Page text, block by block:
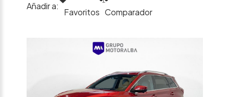
Añadir a:
Favoritos Comparador